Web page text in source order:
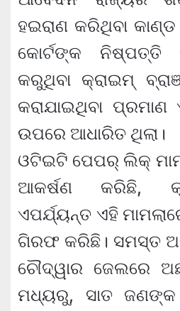
ହଇରାଣ କରିଥିବା
କୋର୍ଟଙ୍କ ନିଷ୍ପତ୍ତି
କରୁଥିବା କ୍ରାଇମ୍
କରାଯାଇଥିବା
ଉପରେ ଆଧାରିତ ଥିଲା।
ଓଟିଇଟି ପେପର୍ ଲିକ୍
ଆକର୍ଷଣ କରିଛି,
ଏପର୍ଯ୍ୟନ୍ତ ଏହି
ଗିରଫ କରିଛି। ସମସ୍ତ
ଚୌଦ୍ୱାର ଜେଲରେ
ମଧ୍ୟରୁ, ସାତ